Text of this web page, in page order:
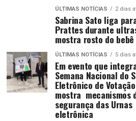
ÚLTIMAS NOTÍCIAS 2 dias
Sabrina Sato liga
Prattes durante
mostra rosto do bebê
ÚLTIMAS NOTÍCIAS 5 dias
Em evento que
Semana Nacional do
Eletrônico de
mostra mecanismos
segurança das Urnas
eletrônica